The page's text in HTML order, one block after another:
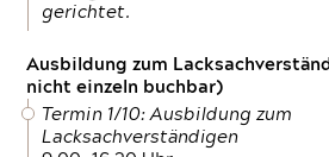
gerichtet.
Ausbildung zum
nicht einzeln buchbar)
Termin 1/10: Ausbildung zum
Lacksachverständigen